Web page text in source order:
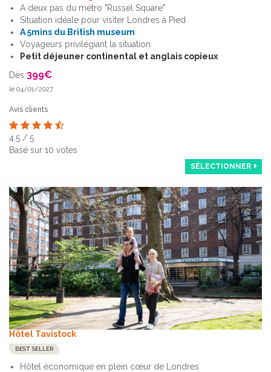
A deux pas du métro "Russel Square"
Situation idéale pour visiter Londres à Pied
A 5mins du British museum
Voyageurs privilégiant la situation
Petit déjeuner continental et anglais copieux
Dès 399€
le 04/01/2027
Avis clients
4.5 / 5
Basé sur 10 votes
SÉLECTIONNER
Hôtel Tavistock
BEST SELLER
Hôtel économique en plein cœur de Londres